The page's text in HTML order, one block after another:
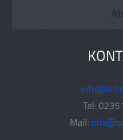
Tel:
Mail: